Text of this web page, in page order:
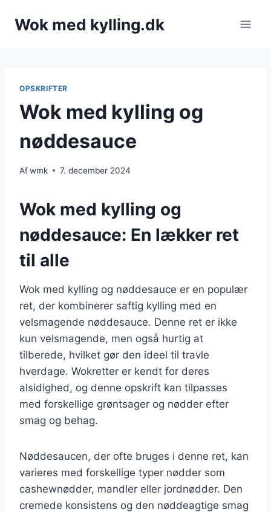
Wok med kylling.dk
OPSKRIFTER
Wok med kylling og
nøddesauce
Afwmk 7. december 2024
Wok med kylling og
nøddesauce: En lækker ret
til alle
Wok med kylling og nøddesauce er en populær
ret, der kombinerer saftig kylling med en
velsmagende nøddesauce. Denne ret er ikke
kun velsmagende, men også hurtig at
tilberede, hvilket gør den ideel til travle
hverdage. Wokretter er kendt for deres
alsidighed, og denne opskrift kan tilpasses
med forskellige grøntsager og nødder efter
smag og behag.
Nøddesaucen, der ofte bruges i denne ret, kan
varieres med forskellige typer nødder som
cashewnødder, mandler eller jordnødder. Den
cremede konsistens og den nøddeagtige smag